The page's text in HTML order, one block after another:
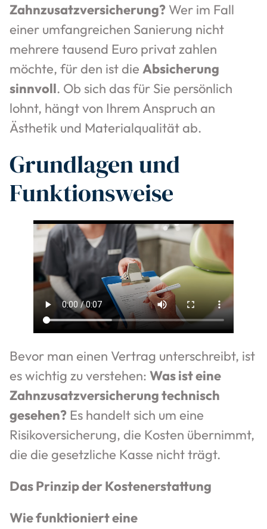
Zahnzusatzversicherung? Wer im Fall
einer umfangreichen Sanierung nicht
mehrere tausend Euro privat zahlen
möchte, für den ist die Absicherung
sinnvoll. Ob sich das für Sie persönlich
lohnt, hängt von Ihrem Anspruch an
Ästhetik und Materialqualität ab.
Grundlagen und
Funktionsweise
Bevor man einen Vertrag unterschreibt, ist
es wichtig zu verstehen: Was ist eine
Zahnzusatzversicherung technisch
gesehen? Es handelt sich um eine
Risikoversicherung, die Kosten übernimmt,
die die gesetzliche Kasse nicht trägt.
Das Prinzip der Kostenerstattung
Wie funktioniert eine